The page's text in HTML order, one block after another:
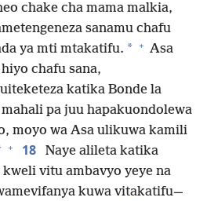
chake cha mama malkia,
sanamu chafu
ya mti mtakatifu. * + Asa
chafu sana,
katika Bonde la
pa juu hapakuondolewa
moyo wa Asa ulikuwa kamili
+ 18
Naye alileta katika
vitu ambavyo yeye na
kuwa vitakatifu—